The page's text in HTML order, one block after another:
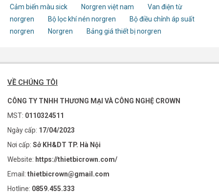
Cảm biến màu sick
Norgren việt nam
Van điện từ
norgren
Bộ lọc khí nén norgren
Bộ điều chỉnh áp suất
norgren
Norgren Bảng giá thiết bị norgren
VỀ CHÚNG TÔI
CÔNG TY TNHH THƯƠNG MẠI VÀ CÔNG NGHỆ CROWN
MST: 0110324511
Ngày cấp: 17/04/2023
Nơi cấp: Sở KH&DT TP. Hà Nội
Website: https://thietbicrown.com/
Email: thietbicrown@gmail.com
Hotline: 0859.455.333